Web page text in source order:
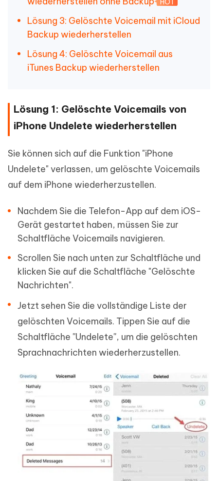
HOT
Lösung 3: Gelöschte Voicemail mit iCloud
Backup wiederherstellen
Lösung 4: Gelöschte Voicemail aus
iTunes Backup wiederherstellen
Lösung 1: Gelöschte Voicemails von
iPhone Undelete wiederherstellen
Sie können sich auf die Funktion "iPhone
Undelete" verlassen, um gelöschte Voicemails
auf dem iPhone wiederherzustellen.
Nachdem Sie die Telefon-App auf dem iOS-
Gerät gestartet haben, müssen Sie zur
Schaltfläche Voicemails navigieren.
Scrollen Sie nach unten zur Schaltfläche und
klicken Sie auf die Schaltfläche "Gelöschte
Nachrichten".
Jetzt sehen Sie die vollständige Liste der
gelöschten Voicemails. Tippen Sie auf die
Schaltfläche ''Undelete'', um die gelöschten
Sprachnachrichten wiederherzustellen.